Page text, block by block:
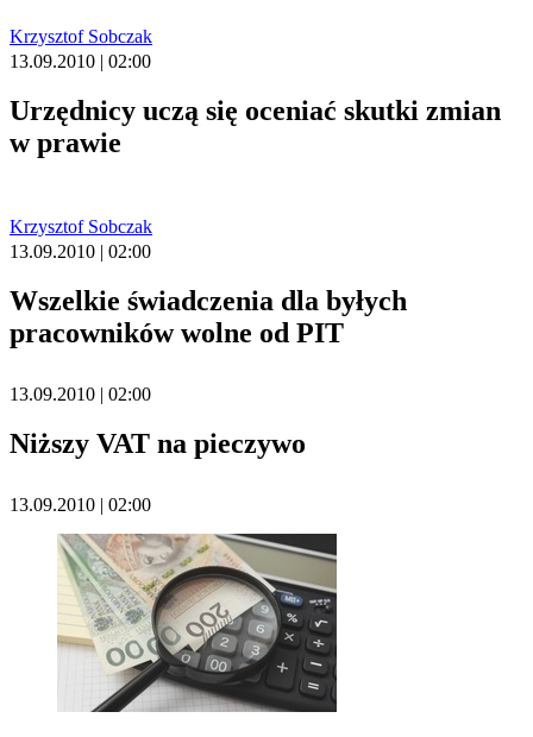
Krzysztof Sobczak
13.09.2010 | 02:00
Urzędnicy uczą się oceniać skutki zmian
w prawie
Krzysztof Sobczak
13.09.2010 | 02:00
Wszelkie świadczenia dla byłych
pracowników wolne od PIT
13.09.2010 | 02:00
Niższy VAT na pieczywo
13.09.2010 | 02:00